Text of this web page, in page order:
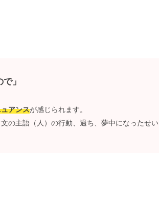
」
アンスが感じられます。
の主語（人）の行動、過ち、夢中になったせい